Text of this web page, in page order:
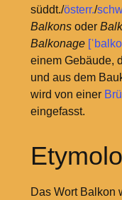
süddt./österr./
Balkonsoder
Balkonage
einem Gebäude,
und aus dem
wird von einer
eingefasst.
Das Wort Balkon